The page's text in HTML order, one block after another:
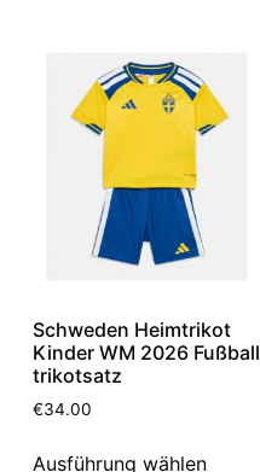
Schweden Heimtrikot
Kinder WM 2026 Fußball
trikotsatz
€34.00
Ausführung wählen